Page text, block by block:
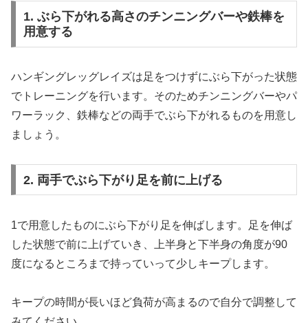
1. ぶら下がれる高さのチンニングバーや鉄棒を
用意する
ハンギングレッグレイズは足をつけずにぶら下がった状態
でトレーニングを行います。そのためチンニングバーやパ
ワーラック、鉄棒などの両手でぶら下がれるものを用意し
ましょう。
2. 両手でぶら下がり足を前に上げる
1で用意したものにぶら下がり足を伸ばします。足を伸ば
した状態で前に上げていき、上半身と下半身の角度が90
度になるところまで持っていって少しキープします。
キープの時間が長いほど負荷が高まるので自分で調整して